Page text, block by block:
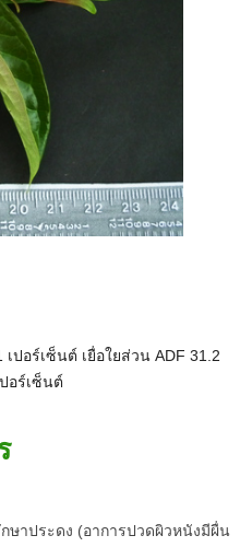
ปอร์เซ็นต์ เยื่อใยส่วน ADF 31.2
อร์เซ็นต์
ษาประดง (อาการปวดผิวหนังมีผื่น